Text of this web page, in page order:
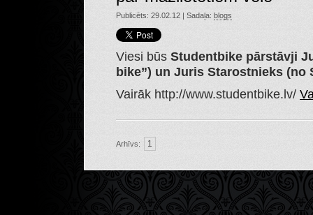
Publicēts: 29.02.12 | Sadaļa: blogs
Viesi būs Studentbike pārstāvji
bike”) un Juris Starostnieks (no
Vairāk http://www.studentbike.lv/
Arhīvs: 1